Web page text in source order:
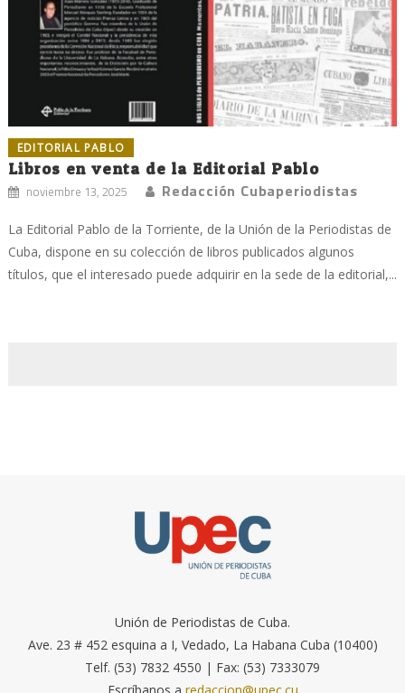
EDITORIAL PABLO
Libros en venta de la Editorial Pablo
noviembre 13, 2025 Redacción Cubaperiodistas
La Editorial Pablo de la Torriente, de la Unión de la Periodistas de
Cuba, dispone en su colección de libros publicados algunos
títulos, que el interesado puede adquirir en la sede de la editorial,...
Unión de Periodistas de Cuba.
Ave. 23 # 452 esquina a I, Vedado, La Habana Cuba (10400)
Telf. (53) 7832 4550 | Fax: (53) 7333079
Escríbanos a redaccion@upec.cu